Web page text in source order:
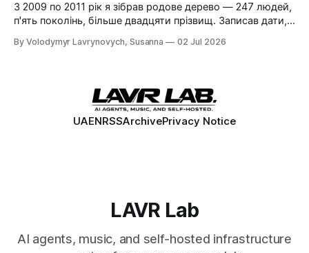
З 2009 по 2011 рік я зібрав родове дерево — 247 людей,
п'ять поколінь, більше двадцяти прізвищ. Записав дати,
батьком до Брянської області. Потім дані лежали
By Volodymyr Lavrynovych, Susanna 02 Jul 2026
UAENRSSArchivePrivacy Notice
LAVR Lab
AI agents, music, and self-hosted infrastructure